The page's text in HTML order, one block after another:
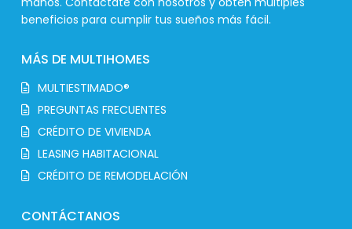
beneficios para cumplir tus sueños más fácil.
MÁS DE MULTIHOMES
MULTIESTIMADO®
PREGUNTAS FRECUENTES
CRÉDITO DE VIVIENDA
LEASING HABITACIONAL
CRÉDITO DE REMODELACIÓN
CONTÁCTANOS